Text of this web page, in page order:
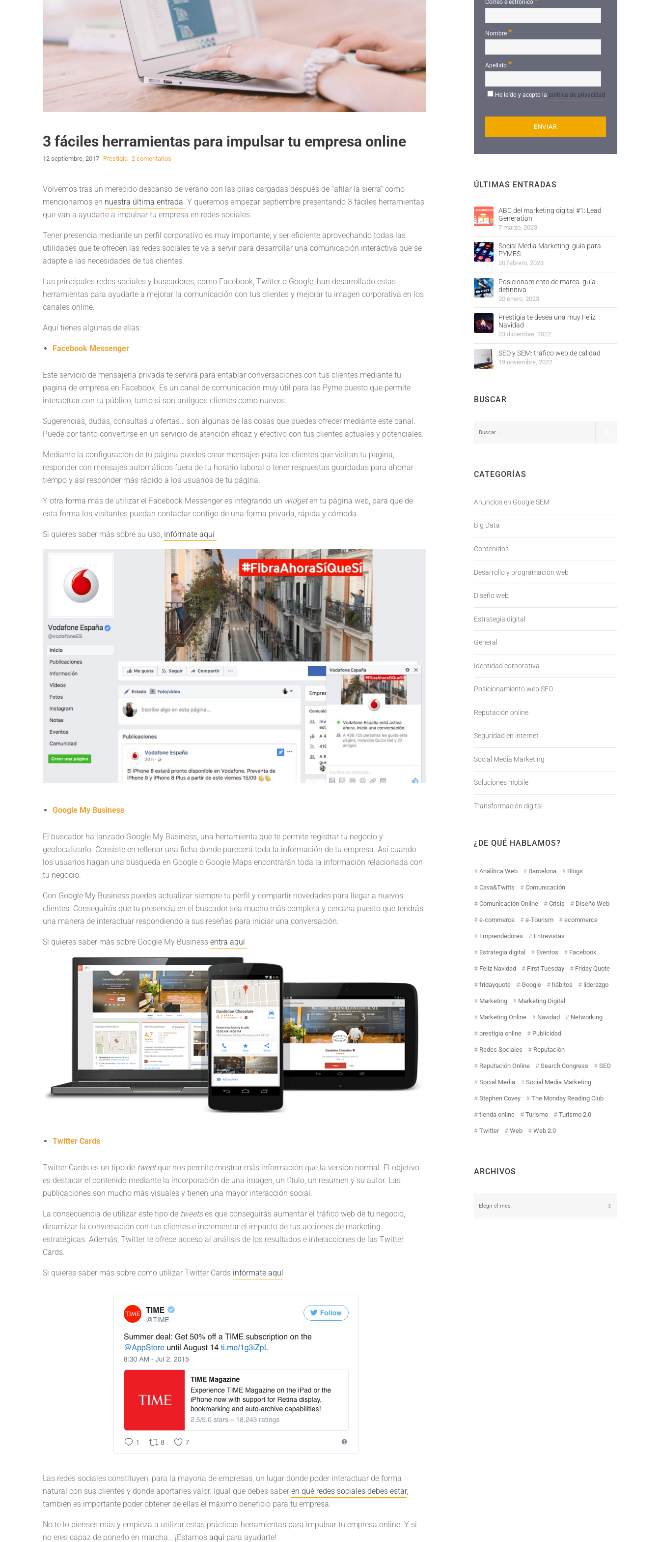
3 fáciles herramientas para impulsar tu empresa online
12 septiembre, 2017 Prestigia 2 comentarios
Volvemos tras un merecido descanso de verano con las pilas cargadas después de “afilar la sierra” como
mencionamos en nuestra última entrada. Y queremos empezar septiembre presentando 3 fáciles herramientas
que van a ayudarte a impulsar tu empresa en redes sociales.
Tener presencia mediante un perfil corporativo es muy importante, y ser eficiente aprovechando todas las
utilidades que te ofrecen las redes sociales te va a servir para desarrollar una comunicación interactiva que se
adapte a las necesidades de tus clientes.
Las principales redes sociales y buscadores, como Facebook, Twitter o Google, han desarrollado estas
herramientas para ayudarte a mejorar la comunicación con tus clientes y mejorar tu imagen corporativa en los
canales online.
Aquí tienes algunas de ellas:
Facebook Messenger
Este servicio de mensajería privada te servirá para entablar conversaciones con tus clientes mediante tu
pagina de empresa en Facebook. Es un canal de comunicación muy útil para las Pyme puesto que permite
interactuar con tu público, tanto si son antiguos clientes como nuevos.
Sugerencias, dudas, consultas u ofertas… son algunas de las cosas que puedes ofrecer mediante este canal.
Puede por tanto convertirse en un servicio de atención eficaz y efectivo con tus clientes actuales y potenciales.
Mediante la configuración de tu página puedes crear mensajes para los clientes que visitan tu pagina,
responder con mensajes automáticos fuera de tu horario laboral o tener respuestas guardadas para ahorrar
tiempo y así responder más rápido a los usuarios de tu página.
Y otra forma más de utilizar el Facebook Messenger es integrando un widgeten tu página web, para que de
esta forma los visitantes puedan contactar contigo de una forma privada, rápida y cómoda.
Si quieres saber más sobre su uso, infórmate aquí
Google My Business
El buscador ha lanzado Google My Business, una herramienta que te permite registrar tu negocio y
geolocalizarlo. Consiste en rellenar una ficha donde parecerá toda la información de tu empresa. Así cuando
los usuarios hagan una búsqueda en Google o Google Maps encontrarán toda la información relacionada con
tu negocio.
Con Google My Business puedes actualizar siempre tu perfil y compartir novedades para llegar a nuevos
clientes. Conseguirás que tu presencia en el buscador sea mucho más completa y cercana puesto que tendrás
una manera de interactuar respondiendo a sus reseñas para iniciar una conversación.
Si quieres saber más sobre Google My Business entra aquí
Twitter Cards
Twitter Cards es un tipo de tweetque nos permite mostrar más información que la versión normal. El objetivo
es destacar el contenido mediante la incorporación de una imagen, un título, un resumen y su autor. Las
publicaciones son mucho más visuales y tienen una mayor interacción social.
La consecuencia de utilizar este tipo de tweetses que conseguirás aumentar el tráfico web de tu negocio,
dinamizar la conversación con tus clientes e incrementar el impacto de tus acciones de marketing
estratégicas. Además, Twitter te ofrece acceso al análisis de los resultados e interacciones de las Twitter
Cards.
Si quieres saber más sobre como utilizar Twitter Cards infórmate aquí
Las redes sociales constituyen, para la mayoría de empresas, un lugar donde poder interactuar de forma
natural con sus clientes y donde aportarles valor. Igual que debes saber en qué redes sociales debes estar,
también es importante poder obtener de ellas el máximo beneficio para tu empresa.
No te lo pienses más y empieza a utilizar estas prácticas herramientas para impulsar tu empresa online. Y si
no eres capaz de ponerlo en marcha… ¡Estamos aquí para ayudarte!
Correo electrónico
Nombre *
Apellido *
He leído y acepto la política de privacidad
ÚLTIMAS ENTRADAS
ABC del marketing digital #1: Lead
Generation
7 marzo, 2023
Social Media Marketing: guía para
PYMES
20 febrero, 2023
Posicionamiento de marca: guía
definitiva
20 enero, 2023
Prestigia te desea una muy Feliz
Navidad
23 diciembre, 2022
SEO y SEM: tráfico web de calidad
19 noviembre, 2022
BUSCAR
CATEGORÍAS
Anuncios en Google SEM
Big Data
Contenidos
Desarrollo y programación web
Diseño web
Estrategia digital
General
Identidad corporativa
Posicionamiento web SEO
Reputación online
Seguridad en internet
Social Media Marketing
Soluciones mobile
Transformación digital
¿DE QUÉ HABLAMOS?
Analítica Web Barcelona Blogs
Cava&Twitts Comunicación
Comunicación Online Crisis Diseño Web
e-commerce e-Tourism ecommerce
Emprendedores Entrevistas
Estrategia digital Eventos Facebook
Feliz Navidad First Tuesday Friday Quote
fridayquote Google hábitos liderazgo
Marketing Marketing Digital
Marketing Online Navidad Networking
prestigia online Publicidad
Redes Sociales Reputación
Reputación Online Search Congress SEO
Social Media Social Media Marketing
Stephen Covey The Monday Reading Club
tienda online Turismo Turismo 2.0
Twitter Web Web 2.0
ARCHIVOS